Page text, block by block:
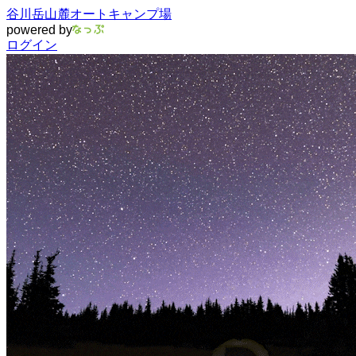
谷川岳山麓オートキャンプ場
powered by
ログイン